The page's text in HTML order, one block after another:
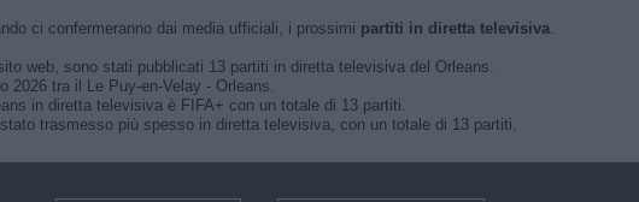
ci confermeranno dai media ufficiali, i prossimi partiti in diretta televisiva.
web, sono stati pubblicati 13 partiti in diretta televisiva del Orleans.
2026 tra il Le Puy-en-Velay - Orleans.
in diretta televisiva è FIFA+ con un totale di 13 partiti.
trasmesso più spesso in diretta televisiva, con un totale di 13 partiti.